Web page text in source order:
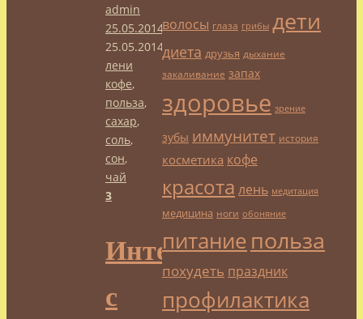
admin
25.05.2014
25.05.2014Профилактика
лени
кофе,
польза,
сахар,
соль,
сон,
чай
3
Интерьер
с
волосы глаза грибы дети
диета друзья дыхание
закаливание запах
здоровье зрение
зубы иммунитет история
косметика кофе
красота лень медитация
медицина ноги обоняние
питание польза
похудеть праздник
профилактика